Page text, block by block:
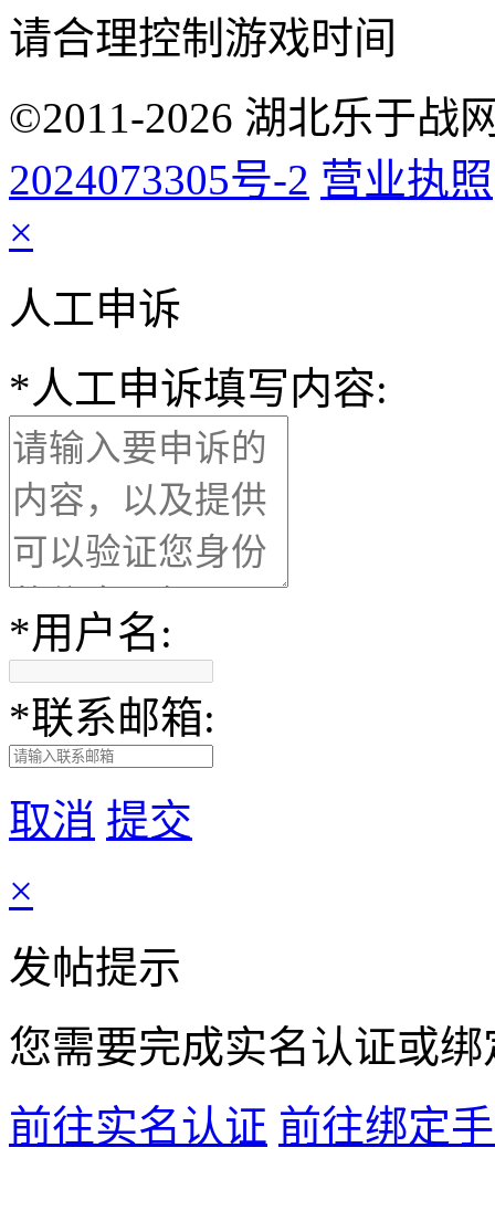
请合理控制游戏时间
©2011-2026 湖北乐于战
2024073305号-2 营业执照
×
人工申诉
*人工申诉填写内容:
*用户名:
*联系邮箱:
取消 提交
×
发帖提示
您需要完成实名认证或绑
前往实名认证 前往绑定